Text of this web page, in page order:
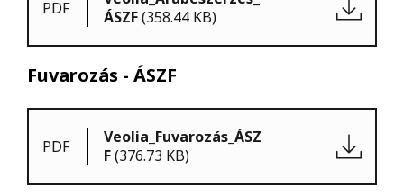
PDF
ÁSZF(358.44 KB)
Fuvarozás - ÁSZF
PDF
Veolia_Fuvarozás_ÁSZ
F(376.73 KB)